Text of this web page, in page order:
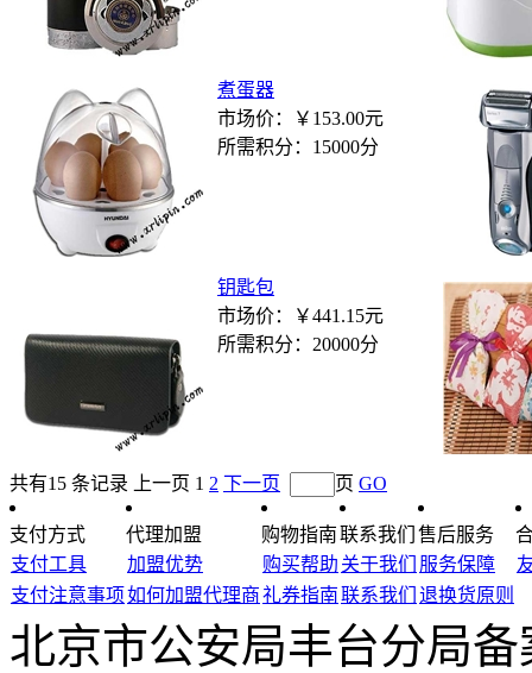
煮蛋器
市场价：
￥153.00元
所需积分： 15000分
钥匙包
市场价：
￥441.15元
所需积分： 20000分
共有15 条记录 上一页 1 2 下一页 页 GO
支付方式
支付工具
支付注意事项
代理加盟
加盟优势
如何加盟代理商
购物指南
购买帮助
礼券指南
联系我们
关于我们
联系我们
售后服务
服务保障
退换货原则
北京市公安局丰台分局